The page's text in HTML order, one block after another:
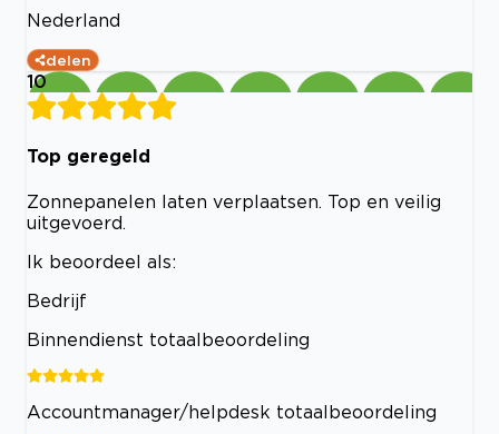
Nederland
delen
10
Top geregeld
Zonnepanelen laten verplaatsen. Top en veilig
uitgevoerd.
Ik beoordeel als:
Bedrijf
Binnendienst totaalbeoordeling
Accountmanager/helpdesk totaalbeoordeling